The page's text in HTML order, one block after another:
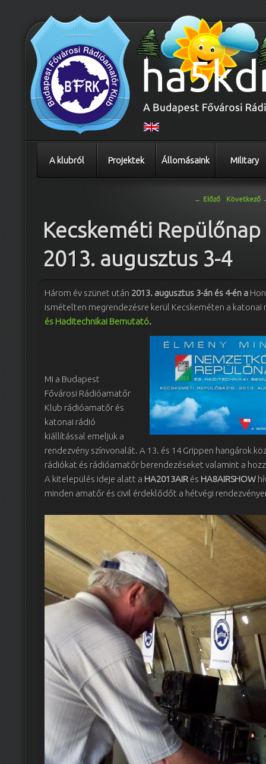
A klubról Projektek Állomásaink Military
← Előző Következő
Kecskeméti Repülőnap
2013. augusztus 3-4
Három év szünet után 2013. augusztus 3-án és 4-én a
ismételten megrendezésre kerül Kecskeméten a
és Haditechnikai Bemutató.
Mi a Budapest
Fővárosi Rádióamatőr
Klub rádióamatőr és
katonai rádió
kiállítással emeljük a
rendezvény színvonalát. A 13. és 14 Grippen hangárok
rádiókat és rádióamatőr berendezéseket valamint a
A kitelepülés ideje alatt a HA2013AIR és HA8AIRSHOW
minden amatőr és civil érdeklődőt a hétvégi